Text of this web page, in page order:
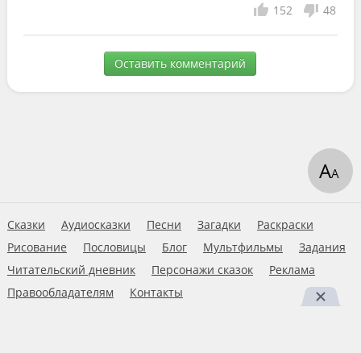
152
48
Оставить комментарий
Сказки Аудиосказки Песни Загадки
Раскраски
Рисование
Пословицы Блог Мультфильмы
Задания
Читательский дневник
Персонажи сказок
Реклама
Правообладателям
Контакты
АА